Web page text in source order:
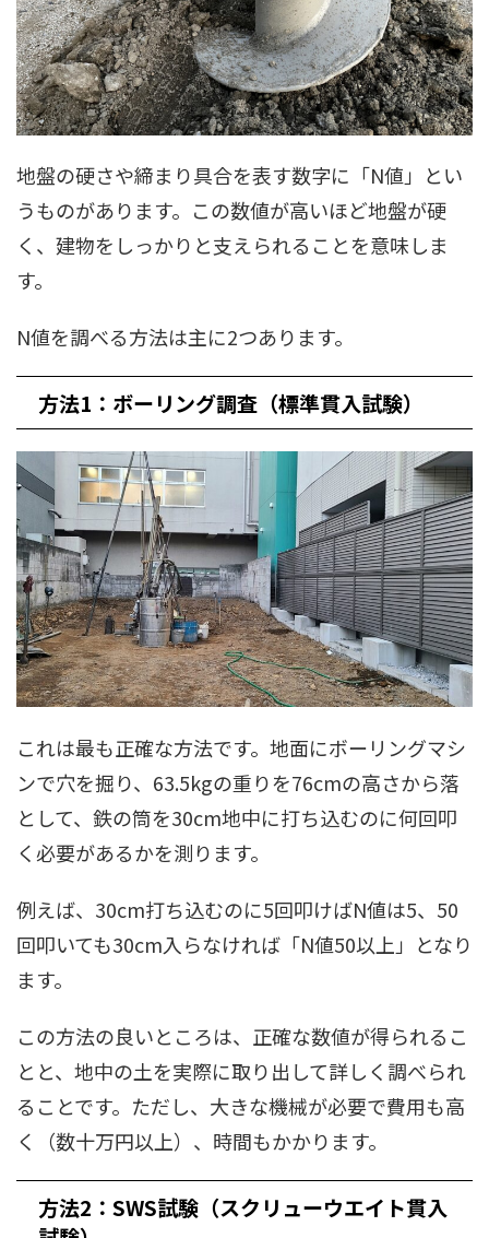
地盤の硬さや締まり具合を表す数字に「N値」とい
うものがあります。この数値が高いほど地盤が硬
く、建物をしっかりと支えられることを意味しま
す。
N値を調べる方法は主に2つあります。
方法1：ボーリング調査（標準貫入試験）
これは最も正確な方法です。地面にボーリングマシ
ンで穴を掘り、63.5kgの重りを76cmの高さから落
として、鉄の筒を30cm地中に打ち込むのに何回叩
く必要があるかを測ります。
例えば、30cm打ち込むのに5回叩けばN値は5、50
回叩いても30cm入らなければ「N値50以上」となり
ます。
この方法の良いところは、正確な数値が得られるこ
とと、地中の土を実際に取り出して詳しく調べられ
ることです。ただし、大きな機械が必要で費用も高
く（数十万円以上）、時間もかかります。
方法2：SWS試験（スクリューウエイト貫入